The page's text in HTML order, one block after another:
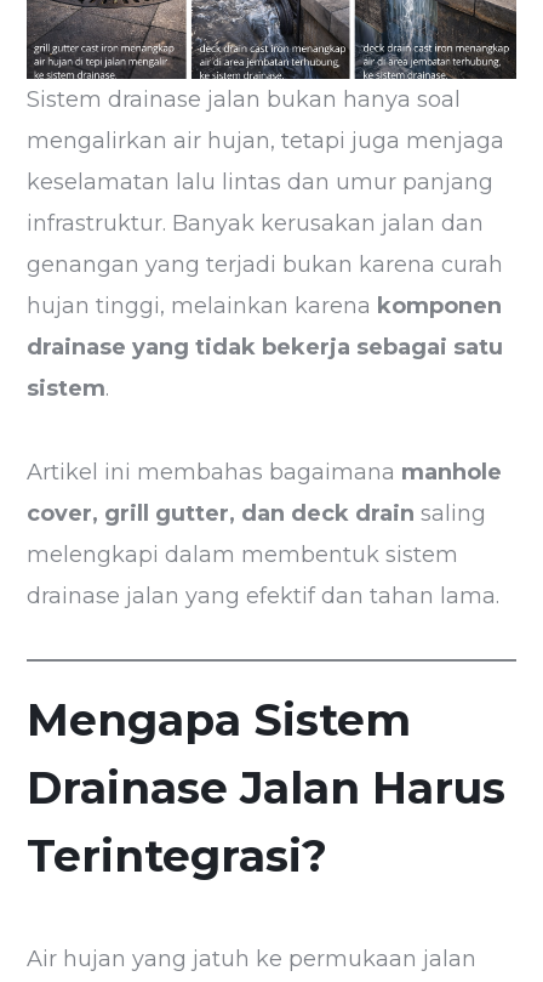
Sistem drainase jalan bukan hanya soal
mengalirkan air hujan, tetapi juga menjaga
keselamatan lalu lintas dan umur panjang
infrastruktur. Banyak kerusakan jalan dan
genangan yang terjadi bukan karena curah
hujan tinggi, melainkan karena komponen
drainase yang tidak bekerja sebagai satu
sistem.
Artikel ini membahas bagaimana manhole
cover, grill gutter, dan deck drain saling
melengkapi dalam membentuk sistem
drainase jalan yang efektif dan tahan lama.
Mengapa Sistem
Drainase Jalan Harus
Terintegrasi?
Air hujan yang jatuh ke permukaan jalan